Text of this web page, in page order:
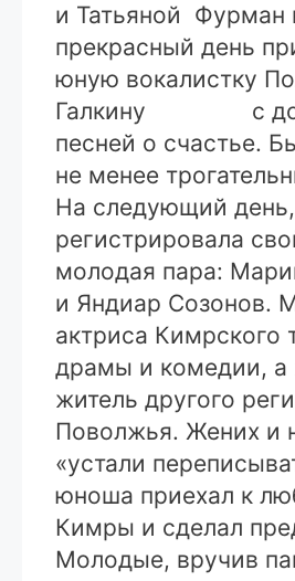
и Татьяной Фурман
прекрасный день
юную вокалистку
Галкину с
песней о счастье.
не менее
На следующий день,
регистрировала
молодая пара:
и Яндиар Созонов.
актриса Кимрского
драмы и комедии,
житель другого
Поволжья. Жених и
«устали
юноша приехал к
Кимры и сделал
Молодые, вручив